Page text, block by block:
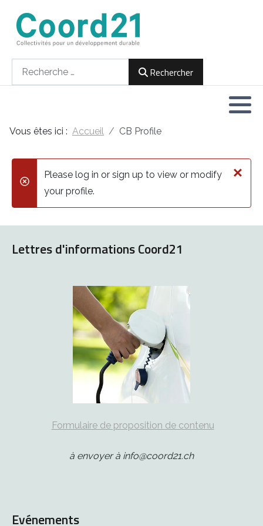
Rechercher
Vous êtes ici : Accueil CB Profile
×
danger
Please log in or sign up to view or modify
your profile.
Lettres d'informations Coord21
Formulaire de proposition de contenu
à envoyer à info@coord21.ch
Evénements
Développement durable et Agenda 21
Implémentation locale de l'Agenda
2021
2022
2024
Lettres d'informations
Rencontres thématiques
Documents